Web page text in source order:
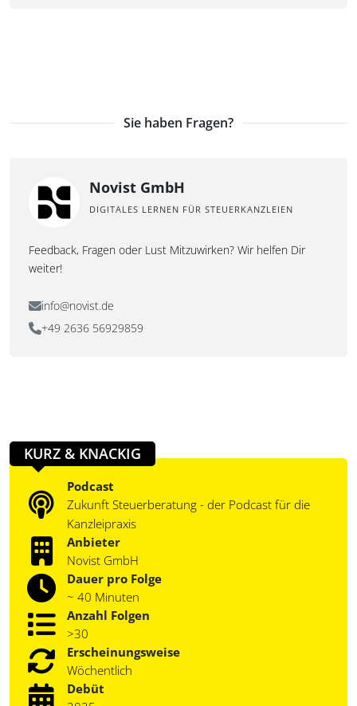
Sie haben Fragen?
Novist GmbH
DIGITALES LERNEN FÜR STEUERKANZLEIEN
Feedback, Fragen oder Lust Mitzuwirken? Wir helfen Dir
weiter!
info@novist.de
+49 2636 56929859
KURZ & KNACKIG
Podcast
Zukunft Steuerberatung - der Podcast für die
Kanzleipraxis
Anbieter
Novist GmbH
Dauer pro Folge
~ 40 Minuten
Anzahl Folgen
>30
Erscheinungsweise
Wöchentlich
Debüt